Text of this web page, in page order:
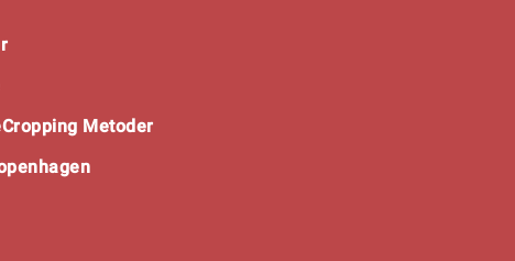
Metoder